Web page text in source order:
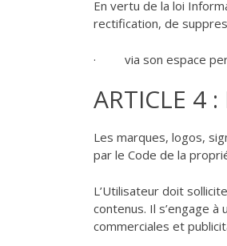
En vertu de la loi
rectification, de
· via son espace
ARTICLE
Les marques, logos,
par le Code de la
L’Utilisateur doit
contenus. Il s’engage
commerciales et